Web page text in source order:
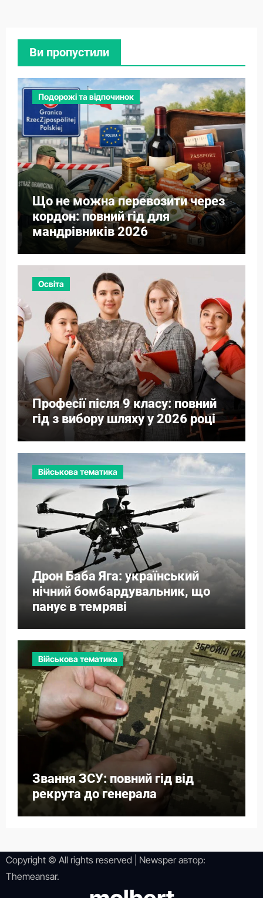
Ви пропустили
Подорожі та відпочинок
Що не можна перевозити через
кордон: повний гід для
мандрівників 2026
Освіта
Професії після 9 класу: повний
гід з вибору шляху у 2026 році
Військова тематика
Дрон Баба Яга: український
нічний бомбардувальник, що
панує в темряві
Військова тематика
Звання ЗСУ: повний гід від
рекрута до генерала
Copyright © All rights reserved Newsperавтор:
Themeansar.